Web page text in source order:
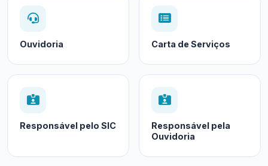
Ouvidoria Carta de Serviços
Responsável pelo SIC
Responsável pela
Ouvidoria